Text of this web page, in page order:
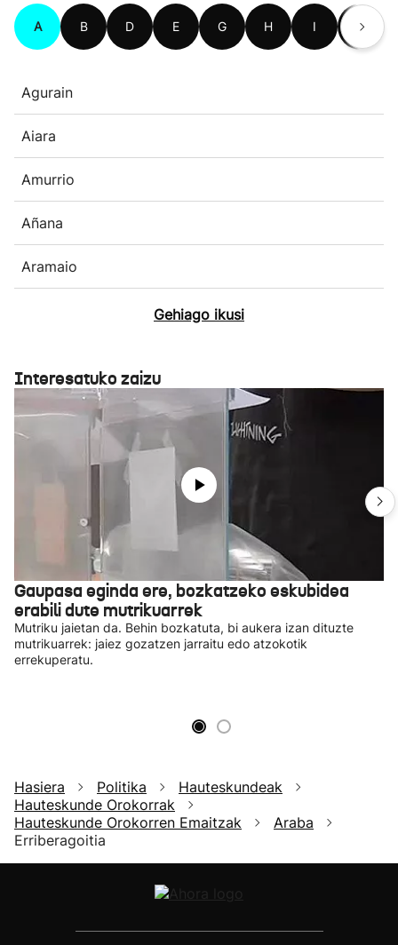
A B D E G H I K
Agurain
Aiara
Amurrio
Añana
Aramaio
Gehiago ikusi
Interesatuko zaizu
Gaupasa eginda ere, bozkatzeko eskubidea
erabili dute mutrikuarrek
Mutriku jaietan da. Behin bozkatuta, bi aukera izan dituzte
mutrikuarrek: jaiez gozatzen jarraitu edo atzokotik
errekuperatu.
Hasiera Politika
Hauteskundeak
Hauteskunde Orokorrak
Hauteskunde Orokorren Emaitzak
Araba
Erriberagoitia